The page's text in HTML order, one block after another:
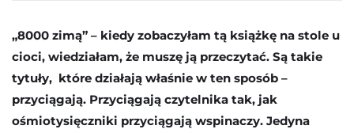
„8000 zimą” – kiedy zobaczyłam tą książkę na stole u
cioci, wiedziałam, że muszę ją przeczytać. Są takie
tytuły, które działają właśnie w ten sposób –
przyciągają. Przyciągają czytelnika tak, jak
ośmiotysięczniki przyciągają wspinaczy. Jedyna